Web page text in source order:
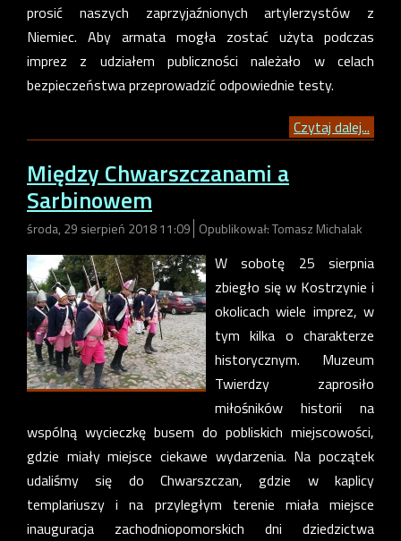
prosić naszych zaprzyjaźnionych artylerzystów z
Niemiec. Aby armata mogła zostać użyta podczas
imprez z udziałem publiczności należało w celach
bezpieczeństwa przeprowadzić odpowiednie testy.
Czytaj dalej...
Między Chwarszczanami a
Sarbinowem
środa, 29 sierpień 2018 11:09 Opublikował: Tomasz Michalak
W sobotę 25 sierpnia
zbiegło się w Kostrzynie i
okolicach wiele imprez, w
tym kilka o charakterze
historycznym. Muzeum
Twierdzy zaprosiło
miłośników historii na
wspólną wycieczkę busem do pobliskich miejscowości,
gdzie miały miejsce ciekawe wydarzenia. Na początek
udaliśmy się do Chwarszczan, gdzie w kaplicy
templariuszy i na przyległym terenie miała miejsce
inauguracja zachodniopomorskich dni dziedzictwa